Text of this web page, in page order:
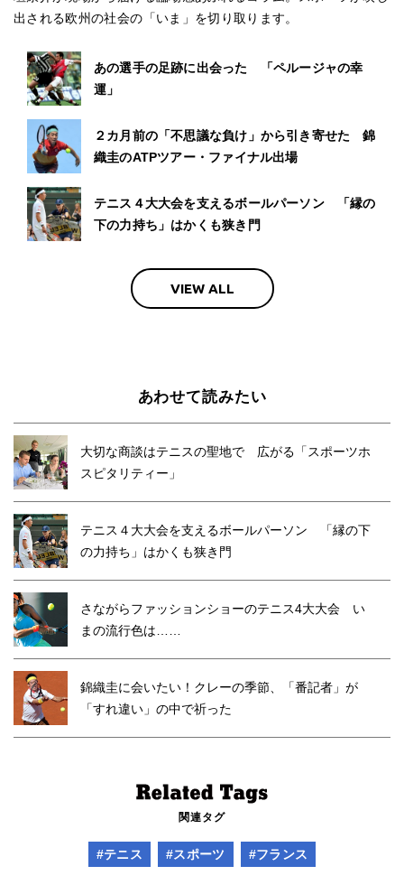
出される欧州の社会の「いま」を切り取ります。
あの選手の足跡に出会った 「ペルージャの幸
運」
２カ月前の「不思議な負け」から引き寄せた 錦
織圭のATPツアー・ファイナル出場
テニス４大大会を支えるボールパーソン 「縁の
下の力持ち」はかくも狭き門
VIEW ALL
あわせて読みたい
大切な商談はテニスの聖地で 広がる「スポーツホ
スピタリティー」
テニス４大大会を支えるボールパーソン 「縁の下
の力持ち」はかくも狭き門
さながらファッションショーのテニス4大大会 い
まの流行色は……
錦織圭に会いたい！クレーの季節、「番記者」が
「すれ違い」の中で祈った
関連タグ
#テニス #スポーツ #フランス